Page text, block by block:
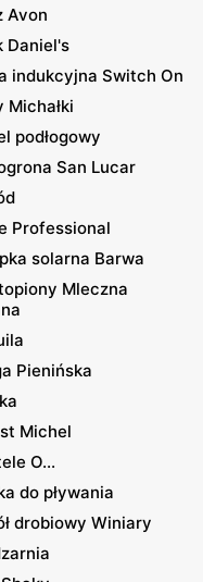
Avon
Daniel's
indukcyjna Switch On
Michałki
podłogowy
San Lucar
Professional
solarna Barwa
Mleczna
Pienińska
Michel
O...
do pływania
drobiowy Winiary